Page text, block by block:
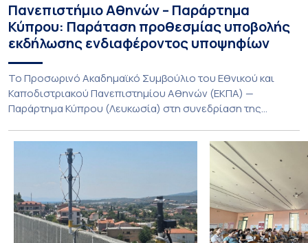
Πανεπιστήμιο Αθηνών – Παράρτημα
Κύπρου: Παράταση προθεσμίας υποβολής
εκδήλωσης ενδιαφέροντος υποψηφίων
Το Προσωρινό Ακαδημαϊκό Συμβούλιο του Εθνικού και
Καποδιστριακού Πανεπιστημίου Αθηνών (ΕΚΠΑ) —
Παράρτημα Κύπρου (Λευκωσία) στη συνεδρίαση της
παράταση της προθεσμίας υποβολής εκδήλωσης
ενδιαφέροντος για την φοίτηση σε Προγράμματα Σπουδών,
Τμημάτων του Πανεπιστημίου μας στο Παράρτημα Κύπρου
για το ακαδημαϊκό έτος 2026-2027, έως τη Δευτέρα 31
Αυγούστου 2026. […]